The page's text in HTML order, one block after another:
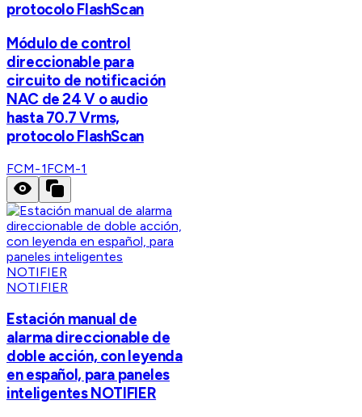
protocolo FlashScan
Módulo de control
direccionable para
circuito de notificación
NAC de 24 V o audio
hasta 70.7 Vrms,
protocolo FlashScan
FCM-1FCM-1
NOTIFIER
Estación manual de
alarma direccionable de
doble acción, con leyenda
en español, para paneles
inteligentes NOTIFIER